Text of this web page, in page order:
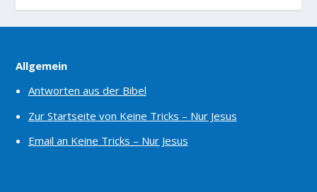
Allgemein
Antworten aus der Bibel
Zur Startseite von Keine Tricks – Nur Jesus
Email an Keine Tricks – Nur Jesus